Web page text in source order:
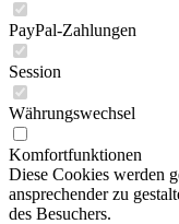
PayPal-Zahlungen
Session
Währungswechsel
Komfortfunktionen
Diese Cookies werden
ansprechender zu
des Besuchers.